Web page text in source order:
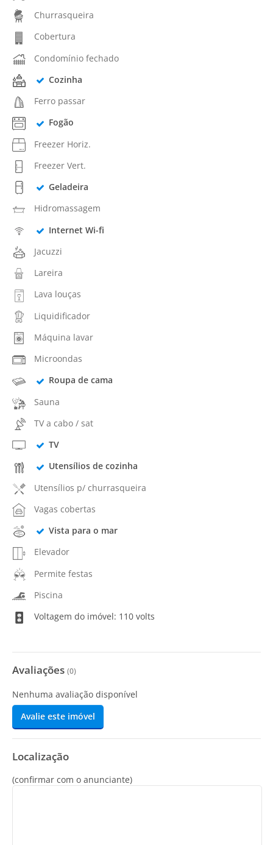
Churrasqueira
Cobertura
Condomínio fechado
Cozinha
Ferro passar
Fogão
Freezer Horiz.
Freezer Vert.
Geladeira
Hidromassagem
Internet Wi-fi
Jacuzzi
Lareira
Lava louças
Liquidificador
Máquina lavar
Microondas
Roupa de cama
Sauna
TV a cabo / sat
TV
Utensílios de cozinha
Utensílios p/ churrasqueira
Vagas cobertas
Vista para o mar
Elevador
Permite festas
Piscina
Voltagem do imóvel: 110 volts
Avaliações (0)
Nenhuma avaliação disponível
Avalie este imóvel
Localização
(confirmar com o anunciante)